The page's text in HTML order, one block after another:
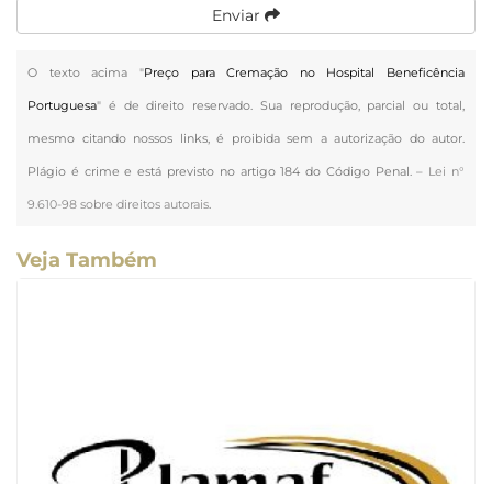
Enviar
O texto acima "Preço para Cremação no Hospital Beneficência
Portuguesa" é de direito reservado. Sua reprodução, parcial ou total,
mesmo citando nossos links, é proibida sem a autorização do autor.
Plágio é crime e está previsto no artigo 184 do Código Penal. – Lei n°
9.610-98 sobre direitos autorais.
Veja Também